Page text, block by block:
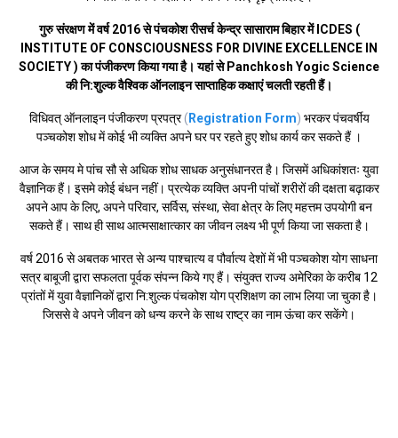
गुरु संरक्षण में वर्ष 2016 से पंचकोश रीसर्च केन्द्र सासाराम बिहार में ICDES (
INSTITUTE OF CONSCIOUSNESS FOR DIVINE EXCELLENCE IN
SOCIETY ) का पंजीकरण किया गया है। यहां से Panchkosh Yogic Science
की नि:शुल्क वैश्विक ऑनलाइन साप्ताहिक कक्षाएं चलती रहती हैं।
विधिवत् ऑनलाइन पंजीकरण प्रपत्र( Registration Form) भरकर पंचवर्षीय
पञ्चकोश शोध में कोई भी व्यक्ति अपने घर पर रहते हुए शोध कार्य कर सकते हैं ‌।
आज के समय मे पांच सौ से अधिक शोध साधक अनुसंधानरत है। जिसमें अधिकांशतः युवा
वैज्ञानिक हैं। इसमे कोई बंधन नहीं। प्रत्येक व्यक्ति अपनी पांचों शरीरों की दक्षता बढ़ाकर
अपने आप के लिए, अपने परिवार, सर्विस, संस्था, सेवा क्षेत्र के लिए महत्तम उपयोगी बन
सकते हैं। साथ ही साथ आत्मसाक्षात्कार का जीवन लक्ष्य भी पूर्ण किया जा सकता है।
वर्ष 2016 से अबतक भारत से अन्य पाश्चात्य व पौर्वात्य देशों में भी पञ्चकोश योग साधना
सत्र बाबूजी द्वारा सफलता पूर्वक संपन्न किये गए हैं। संयुक्त राज्य अमेरिका के करीब 12
प्रांतों में युवा वैज्ञानिकों द्वारा नि:शुल्क पंचकोश योग प्रशिक्षण का लाभ लिया जा चुका है।
जिससे वे अपने जीवन को धन्य करने के साथ राष्ट्र का नाम ऊंचा कर सकेंगे।